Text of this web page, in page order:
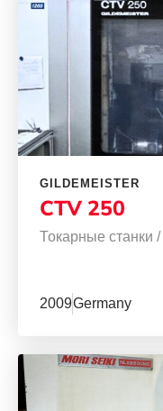
GILDEMEISTER
CTV 250
Токарные станки /
2009Germany